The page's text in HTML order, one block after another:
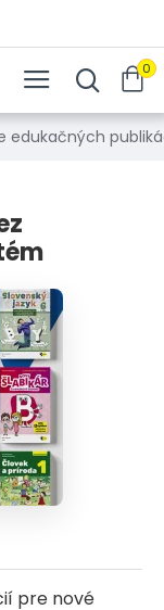
0
edukačných
pre nové